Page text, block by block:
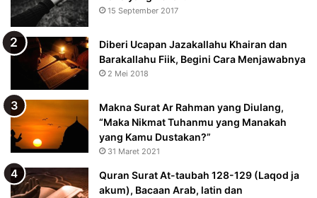
15 September 2017
Diberi Ucapan Jazakallahu Khairan dan
Barakallahu Fiik, Begini Cara Menjawabnya
2 Mei 2018
Makna Surat Ar Rahman yang Diulang,
“Maka Nikmat Tuhanmu yang Manakah
yang Kamu Dustakan?”
31 Maret 2021
Quran Surat At-taubah 128-129 (Laqod ja
akum), Bacaan Arab, latin dan